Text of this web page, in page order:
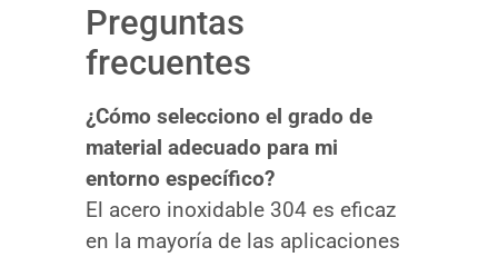
Preguntas
frecuentes
¿Cómo selecciono el grado de
material adecuado para mi
entorno específico?
El acero inoxidable 304 es eficaz
en la mayoría de las aplicaciones